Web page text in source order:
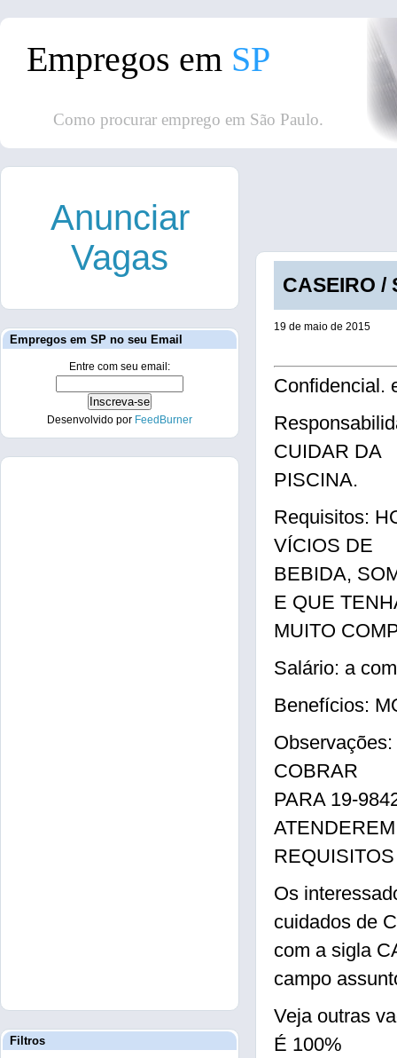
Empregos em SP
Como procurar emprego em São Paulo.
CASEIRO /
19 de maio de 2015
Confidencial.
CUIDAR DA
PISCINA.
Requisitos:
VÍCIOS DE
BEBIDA,
E QUE
MUITO
Salário: a
Benefícios:
COBRAR
PARA 19-
Os
cuidados de
com a sigla
campo
Veja outras
É 100%
Anunciar
Vagas
Empregos em SP no seu Email
Entre com seu email:
Desenvolvido por FeedBurner
Filtros